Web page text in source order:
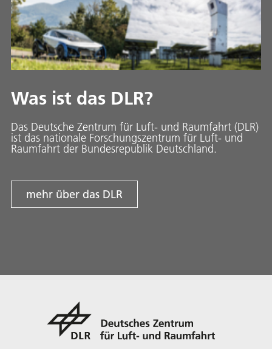
Was ist das DLR?
Das Deutsche Zentrum für Luft- und Raumfahrt (DLR)
ist das nationale Forschungszentrum für Luft- und
Raumfahrt der Bundesrepublik Deutschland.
mehr über das DLR